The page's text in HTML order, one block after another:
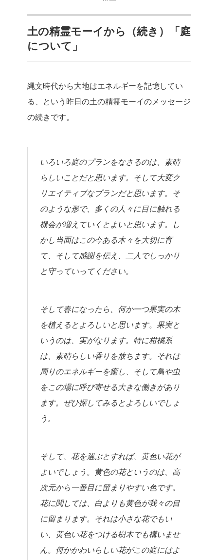
土の精霊モーイから（続き）「庭
について」
縄文時代から大地はエネルギーを記憶してい
る、という昨日の土の精霊モーイのメッセージ
の続きです。
いろいろ庭のプランをなさるのは、素晴
らしいことだと思います。そして大変ク
リエイティブなプランだと思います。そ
のような形で、多くの人々に目に触れる
機会が増えていくとよいと思います。し
かし当面はこの今ある木々を大切に育
て、そして感謝を伝え、二人でしっかり
と守っていってください。
そして春になったら、何か一つ果実の木
を植えるとよろしいと思います。果実と
いうのは、実がなります。特に柑橘系
は、素晴らしい香りを放ちます。それは
周りのエネルギーを癒し、そして鳥や虫
をこの場に呼び寄せる大きな働きがあり
ます。ぜひ探してみるとよろしいでしょ
う。
そして、花を選ぶとすれば、黄色い花が
よいでしょう。黄色の花というのは、高
次元から一番目に留まりやすい色です。
花に関しては、白よりも黄色が我々の目
に留まります。それは小さな花でもい
い、黄色い花をつける樹木でも構いませ
ん。何かかわいらしい花がこの庭にはよ